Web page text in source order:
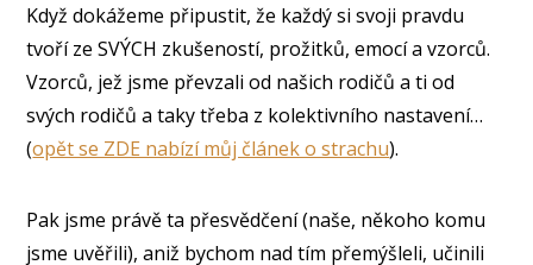
Když dokážeme připustit, že každý si svoji pravdu
tvoří ze SVÝCH zkušeností, prožitků, emocí a vzorců.
Vzorců, jež jsme převzali od našich rodičů a ti od
svých rodičů a taky třeba z kolektivního nastavení…
(opět se ZDE nabízí můj článek o strachu).
Pak jsme právě ta přesvědčení (naše, někoho komu
jsme uvěřili), aniž bychom nad tím přemýšleli, učinili